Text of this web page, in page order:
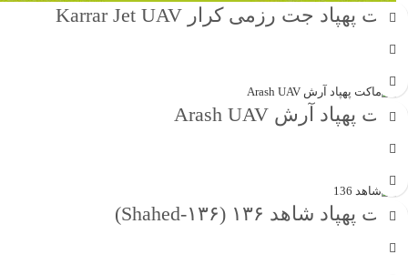
ماکت پهپاد جت رزمی کرار Karrar Jet UAV
ماکت پهپاد آرش Arash UAV
ماکت پهپاد شاهد ۱۳۶ (Shahed‑۱۳۶)